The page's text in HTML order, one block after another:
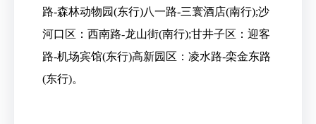
路-森林动物园(东行)八一路-三寰酒店(南行);沙
河口区：西南路-龙山街(南行);甘井子区：迎客
路-机场宾馆(东行)高新园区：凌水路-栾金东路
(东行)。